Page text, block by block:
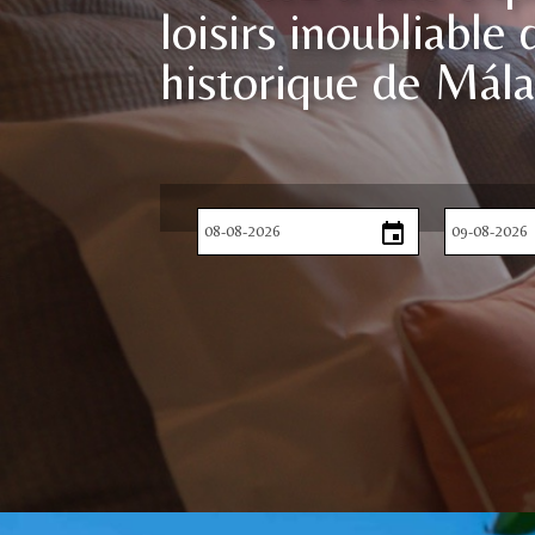
loisirs inoubliable
historique de
event